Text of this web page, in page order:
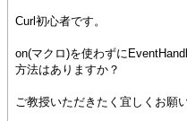
Curl初心者です。
on(マクロ)を使わずに
方法はありますか？
ご教授いただきたく宜しくお願